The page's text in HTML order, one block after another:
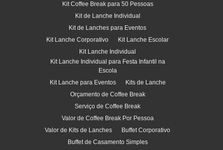
Kit Coffee Break para 50 Pessoas
Kit de Lanche Individual
Kit de Lanches para Eventos
Kit Lanche Corporativo
Kit Lanche Escolar
Kit Lanche Individual
Kit Lanche Individual para Festa Infantil na
Escola
Kit Lanche para Eventos
Kits de Lanche
Orçamento de Coffee Break
Serviço de Coffee Break
Valor de Coffee Break Por Pessoa
Valor de Kits de Lanches
Buffet Corporativo
Buffet de Casamento Simples